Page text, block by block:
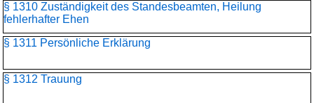
§ 1310 Zuständigkeit des Standesbeamten, Heilung
fehlerhafter Ehen
§ 1311 Persönliche Erklärung
§ 1312 Trauung